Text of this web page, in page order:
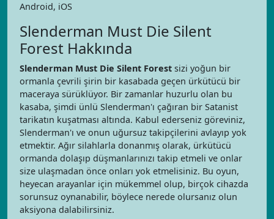
Android, iOS
Slenderman Must Die Silent
Forest Hakkında
Slenderman Must Die Silent Forest sizi yoğun bir
ormanla çevrili şirin bir kasabada geçen ürkütücü bir
maceraya sürüklüyor. Bir zamanlar huzurlu olan bu
kasaba, şimdi ünlü Slenderman'ı çağıran bir Satanist
tarikatın kuşatması altında. Kabul ederseniz göreviniz,
Slenderman'ı ve onun uğursuz takipçilerini avlayıp yok
etmektir. Ağır silahlarla donanmış olarak, ürkütücü
ormanda dolaşıp düşmanlarınızı takip etmeli ve onlar
size ulaşmadan önce onları yok etmelisiniz. Bu oyun,
heyecan arayanlar için mükemmel olup, birçok cihazda
sorunsuz oynanabilir, böylece nerede olursanız olun
aksiyona dalabilirsiniz.